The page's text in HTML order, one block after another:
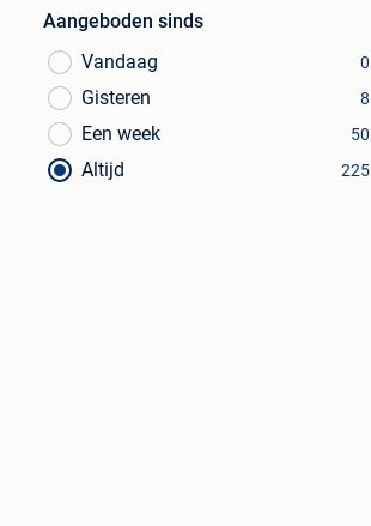
Aangeboden sinds
Vandaag
0
Gisteren 8
Een week 50
Altijd 225